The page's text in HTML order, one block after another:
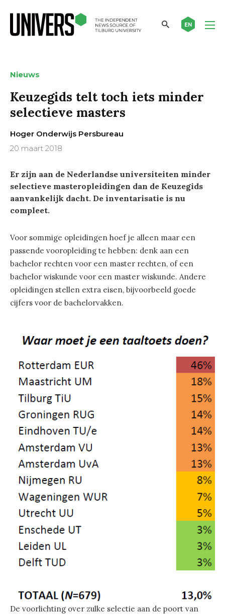
EN
Nieuws
Keuzegids telt toch iets minder
selectieve masters
Hoger Onderwijs Persbureau
20 maart 2018
Er zijn aan de Nederlandse universiteiten minder
selectieve masteropleidingen dan de Keuzegids
aanvankelijk dacht. De inventarisatie is nu
compleet.
Voor sommige opleidingen hoef je alleen maar een
passende vooropleiding te hebben: denk aan een
bachelor rechten voor een master rechten, of een
bachelor wiskunde voor een master wiskunde. Andere
opleidingen stellen extra eisen, bijvoorbeeld goede
cijfers voor de bachelorvakken.
De voorlichting over zulke selectie aan de poort van